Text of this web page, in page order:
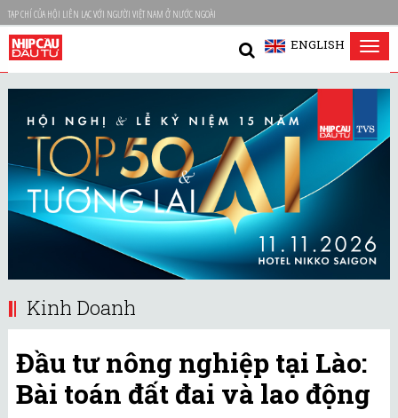
TẠP CHÍ CỦA HỘI LIÊN LẠC VỚI NGƯỜI VIỆT NAM Ở NƯỚC NGOÀI
ENGLISH
Kinh Doanh
Đầu tư nông nghiệp tại Lào:
Bài toán đất đai và lao động